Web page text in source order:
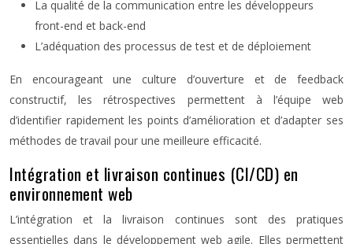
La qualité de la communication entre les développeurs
front-end et back-end
L’adéquation des processus de test et de déploiement
En encourageant une culture d’ouverture et de feedback
constructif, les rétrospectives permettent à l’équipe web
d’identifier rapidement les points d’amélioration et d’adapter ses
méthodes de travail pour une meilleure efficacité.
Intégration et livraison continues (CI/CD) en
environnement web
L’intégration et la livraison continues sont des pratiques
essentielles dans le développement web agile. Elles permettent